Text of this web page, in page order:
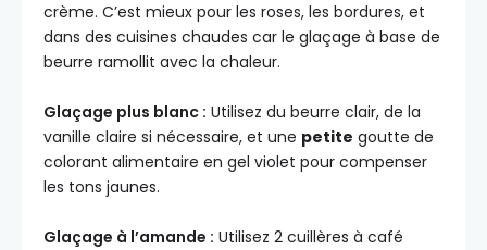
crème. C’est mieux pour les roses, les bordures, et
dans des cuisines chaudes car le glaçage à base de
beurre ramollit avec la chaleur.
Glaçage plus blanc : Utilisez du beurre clair, de la
vanille claire si nécessaire, et une petite goutte de
colorant alimentaire en gel violet pour compenser
les tons jaunes.
Glaçage à l’amande : Utilisez 2 cuillères à café